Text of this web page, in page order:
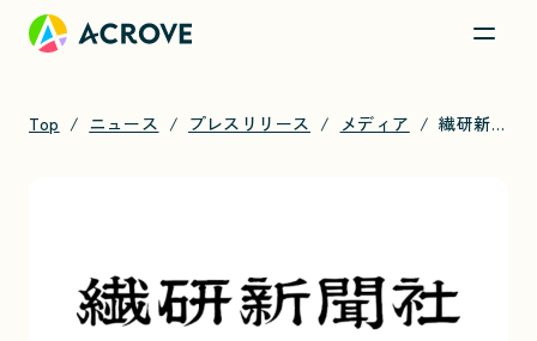
Top ニュース プレスリリース メディア 繊研新聞に代表 荒井のインタビューが掲載されました